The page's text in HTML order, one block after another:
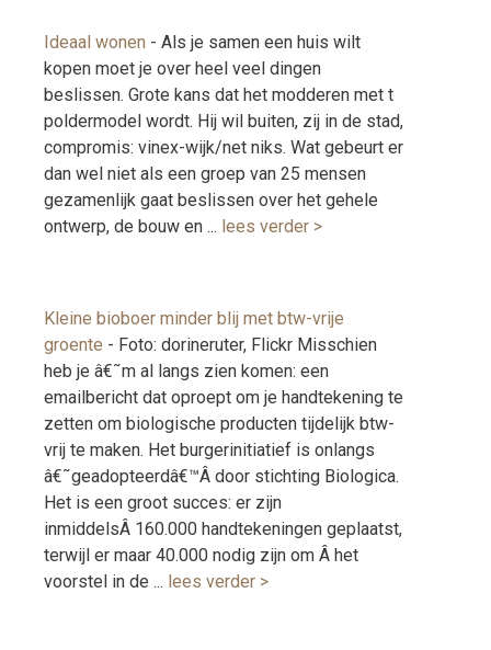
Ideaal wonen - Als je samen een huis wilt
kopen moet je over heel veel dingen
beslissen. Grote kans dat het modderen met t
poldermodel wordt. Hij wil buiten, zij in de stad,
compromis: vinex-wijk/net niks. Wat gebeurt er
dan wel niet als een groep van 25 mensen
gezamenlijk gaat beslissen over het gehele
ontwerp, de bouw en ... lees verder >
Kleine bioboer minder blij met btw-vrije
groente - Foto: dorineruter, Flickr Misschien
heb je â€˜m al langs zien komen: een
emailbericht dat oproept om je handtekening te
zetten om biologische producten tijdelijk btw-
vrij te maken. Het burgerinitiatief is onlangs
â€˜geadopteerdâ€™Â door stichting Biologica.
Het is een groot succes: er zijn
inmiddelsÂ 160.000 handtekeningen geplaatst,
terwijl er maar 40.000 nodig zijn om Â het
voorstel in de ... lees verder >